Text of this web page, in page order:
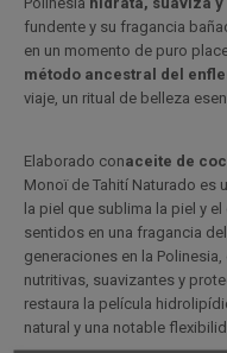
fundente y su fragancia
en un momento de puro
método ancestral del
viaje, un ritual de belleza
Elaborado conaceite de
Monoï de Tahití Naturado es
la piel que sublima la piel y
sentidos en una fragancia
generaciones en la
nutritivas, suavizantes y
restaura la película
natural y una notable